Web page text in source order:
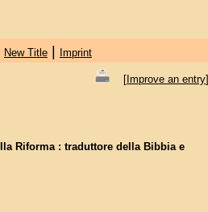
New Title|
Imprint
[Improve an entry]
Riforma : traduttore della Bibbia e